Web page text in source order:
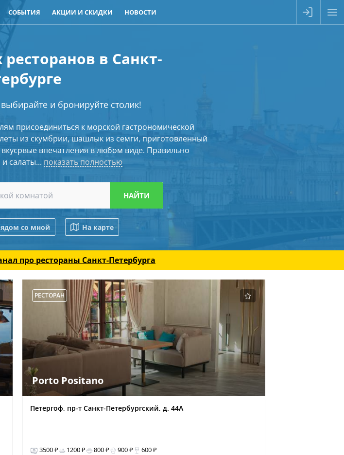
СОБЫТИЯ АКЦИИ И СКИДКИ НОВОСТИ
в Санкт-
и бронируйте столик!
присоединиться к морской гастрономической
из скумбрии, шашлык из семги, приготовленный
впечатления в любом виде. Правильно
салаты... показать полностью
со мной На карте
про рестораны Санкт-Петербурга
РЕСТОРАН
Porto Positano
Петергоф, пр-т Санкт-Петербургский, д. 44А
3500 ₽ 1200 ₽ 800 ₽ 900 ₽ 600 ₽